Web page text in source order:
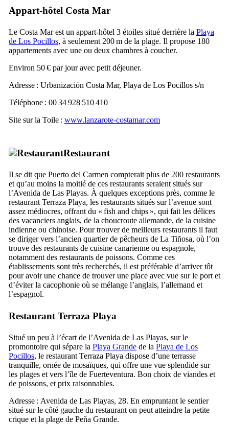
Appart-hôtel Costa Mar
Le Costa Marest un appart-hôtel 3 étoiles situé derrière la Playa
de Los Pocillos, à seulement 200 m de la plage. Il propose 180
appartements avec une ou deux chambres à coucher.
Environ 50 € par jour avec petit déjeuner.
Adresse : Urbanización Costa Mar, Playa de Los Pocillos s/n
Téléphone : 00 34 928 510 410
Site sur la Toile : www.lanzarote-costamar.com
Restaurant
Il se dit que Puerto del Carmen compterait plus de 200 restaurants
et qu’au moins la moitié de ces restaurants seraient situés sur
l’Avenida de Las Playas. À quelques exceptions près, comme le
restaurant Terraza Playa, les restaurants situés sur l’avenue sont
assez médiocres, offrant du « fish and chips », qui fait les délices
des vacanciers anglais, de la choucroute allemande, de la cuisine
indienne ou chinoise. Pour trouver de meilleurs restaurants il faut
se diriger vers l’ancien quartier de pêcheurs de La Tiñosa, où l’on
trouve des restaurants de cuisine canarienne ou espagnole,
notamment des restaurants de poissons. Comme ces
établissements sont très recherchés, il est préférable d’arriver tôt
pour avoir une chance de trouver une place avec vue sur le port et
d’éviter la cacophonie où se mélange l’anglais, l’allemand et
l’espagnol.
Restaurant Terraza Playa
Situé un peu à l’écart de l’Avenida de Las Playas, sur le
promontoire qui sépare la Playa Grande de la Playa de Los
Pocillos, le restaurant Terraza Playa dispose d’une terrasse
tranquille, ornée de mosaïques, qui offre une vue splendide sur
les plages et vers l’île de Fuerteventura. Bon choix de viandes et
de poissons, et prix raisonnables.
Adresse : Avenida de Las Playas, 28. En empruntant le sentier
situé sur le côté gauche du restaurant on peut atteindre la petite
crique et la plage de Peña Grande.